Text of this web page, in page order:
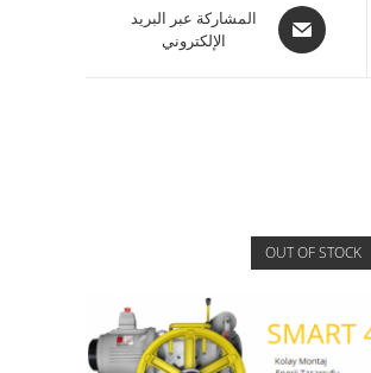
المشاركة عبر البريد
الإلكتروني
OUT OF STOCK